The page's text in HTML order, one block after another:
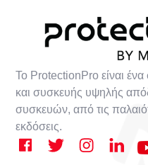
Το ProtectionPro είναι
και συσκευής υψηλής
συσκευών, από τις
εκδόσεις.